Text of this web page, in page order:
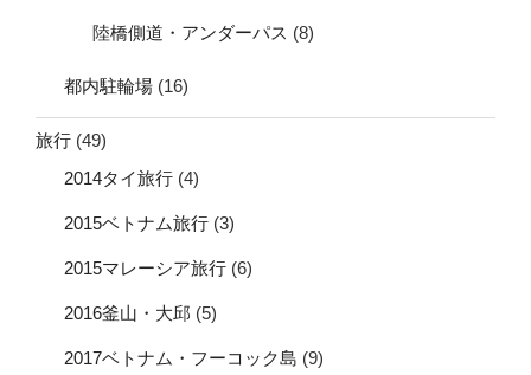
陸橋側道・アンダーパス (8)
都内駐輪場 (16)
旅行 (49)
2014タイ旅行 (4)
2015ベトナム旅行 (3)
2015マレーシア旅行 (6)
2016釜山・大邱 (5)
2017ベトナム・フーコック島 (9)